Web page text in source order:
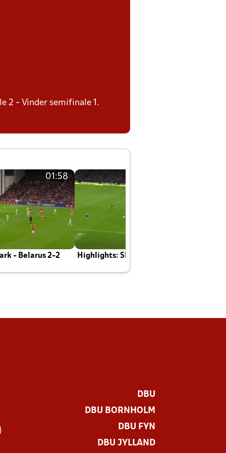
2 - Vinder semifinale 1.
01:58
- Belarus 2-2 Highlights: Skotland - Danmark 4-2
DBU
DBU BORNHOLM
DBU FYN
DBU JYLLAND